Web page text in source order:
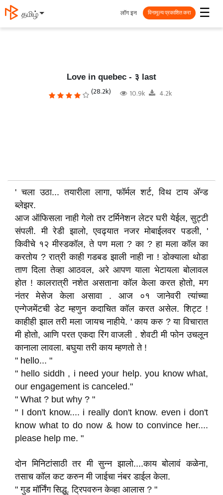
తెలుగు ☰
लॉग इन विनामूल्य प्रकाशित करा
Love in quebec - ३ last
(28.2k) 10.9k 4.2k
' चला उठा... तयारीला लागा, फॉर्मल शर्ट, विथ टाय अ‍ॅन्ड
ब्लेझर.
आज ऑफिसला नाही गेलो तर टर्मिनेशन लेटर घरी येईल, सुट्टी
संपली. मी रेडी झालो, एवढ्यात नजर मोबाईलवर पडली, '
किवीचे १२ मीस्डकॉल, ते पण मला ? का ? हा मला कॉल का
करतोय ? रात्री काही गडबड झाली नाही ना ! डोक्याला थोडा
ताण दिला तेव्हा आठवल, अरे आपण याला भेटायला बोलावल
होत ! कालरात्री नशेत असताना कॉल केला करत होतो, मग
नंतर मेसेज केला असावा . आज ०१ जानेवरी त्यांच्या
एन्गेजमेंटची डेट म्हणुन कदाचित कॉल करत असेल. शिट्ट !
काहीही झाल तरी मला जायच नाहीये. ' काय करु ? या विचारात
मी होतो, आणि परत एकदा रिंग वाजली . शेवटी मी फोन उचलून
कानाला लावला. बघुया तरी काय म्हणतो ते !
" hello... "
" hello siddh , i need your help. you know what,
our engagement is canceled."
" What ? but why ? "
" I don't know.... i really don't know. even i don't
know what to do now & how to convince her....
please help me. "
दोन मिनिटांसाठी तर मी सुन्न झालो....काय बोलावं कळेना,
तसाच कॉल कट करुन मी जाईचा नंबर डाईल केला.
" गुड मॉर्निंग सिद्धु. ट्रिपवरुन केव्हा आलास ? "